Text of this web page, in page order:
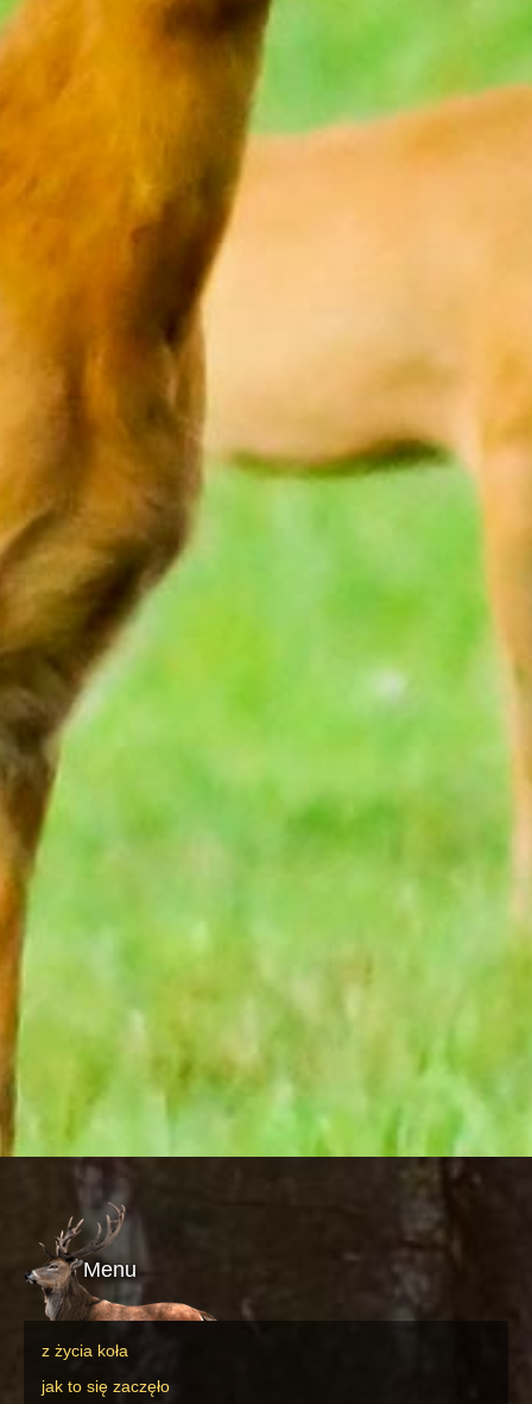
Menu
z życia koła
jak to się zaczęło